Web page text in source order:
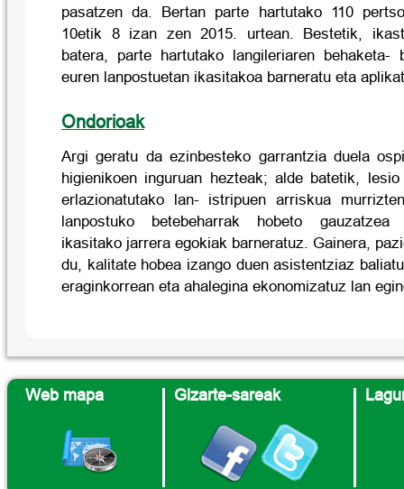
pasatzen da. Bertan parte hartutako 110
10etik 8 izan zen 2015. urtean. Bestetik,
batera, parte hartutako langileriaren behaketa-
euren lanpostuetan ikasitakoa barneratu eta
Ondorioak
Argi geratu da ezinbesteko garrantzia duela
higienikoen inguruan hezteak; alde batetik,
erlazionatutako lan- istripuen arriskua
lanpostuko betebeharrak hobeto gauzatzea
ikasitako jarrera egokiak barneratuz. Gainera,
du, kalitate hobea izango duen asistentziaz
eraginkorrean eta ahalegina ekonomizatuz lan
Web mapa Gizarte-sareak